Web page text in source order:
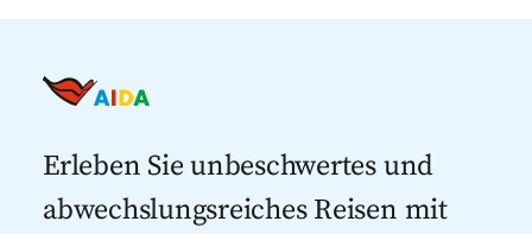
Kreuzfahrten nach Italien
Last Minute Kreuzfahrten
Kreuzfahrten mit Flug
Kreuzfahrten 2027
Erleben Sie unbeschwertes und
abwechslungsreiches Reisen mit